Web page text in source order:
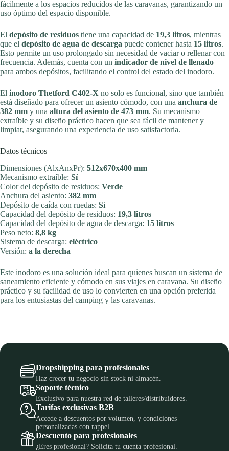
fácilmente a los espacios reducidos de las caravanas, garantizando un
uso óptimo del espacio disponible.
El depósito de residuos tiene una capacidad de 19,3 litros, mientras
que el depósito de agua de descarga puede contener hasta 15 litros.
Esto permite un uso prolongado sin necesidad de vaciar o rellenar con
frecuencia. Además, cuenta con un indicador de nivel de llenado
para ambos depósitos, facilitando el control del estado del inodoro.
El inodoro Thetford C402-X no solo es funcional, sino que también
está diseñado para ofrecer un asiento cómodo, con una anchura de
382 mm y una altura del asiento de 473 mm. Su mecanismo
extraíble y su diseño práctico hacen que sea fácil de mantener y
limpiar, asegurando una experiencia de uso satisfactoria.
Datos técnicos
Dimensiones (AlxAnxPr): 512x670x400 mm
Mecanismo extraíble: Sí
Color del depósito de residuos: Verde
Anchura del asiento: 382 mm
Depósito de caída con ruedas: Sí
Capacidad del depósito de residuos: 19,3 litros
Capacidad del depósito de agua de descarga: 15 litros
Peso neto: 8,8 kg
Sistema de descarga: eléctrico
Versión: a la derecha
Este inodoro es una solución ideal para quienes buscan un sistema de
saneamiento eficiente y cómodo en sus viajes en caravana. Su diseño
práctico y su facilidad de uso lo convierten en una opción preferida
para los entusiastas del camping y las caravanas.
Dropshipping para profesionales
Haz crecer tu negocio sin stock ni almacén.
Soporte técnico
Exclusivo para nuestra red de talleres/distribuidores.
Tarifas exclusivas B2B
Accede a descuentos por volumen, y condiciones
personalizadas con rappel.
Descuento para profesionales
¿Eres profesional? Solicita tu cuenta profesional.